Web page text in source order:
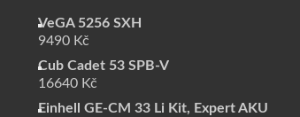
VeGA 5256 SXH
9490 Kč
Cub Cadet 53 SPB-V
16640 Kč
Einhell GE-CM 33 Li Kit, Expert AKU